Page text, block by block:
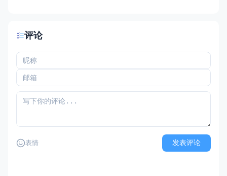
评论
表情 发表评论